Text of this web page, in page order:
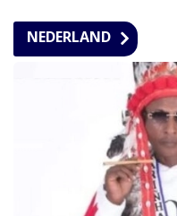
NEDERLAND